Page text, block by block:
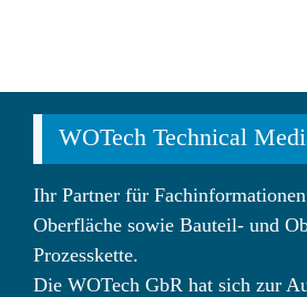
WOTech Technical
Ihr Partner für
Oberfläche sowie Bauteil- und
Prozesskette.
Die WOTech GbR hat sich zur